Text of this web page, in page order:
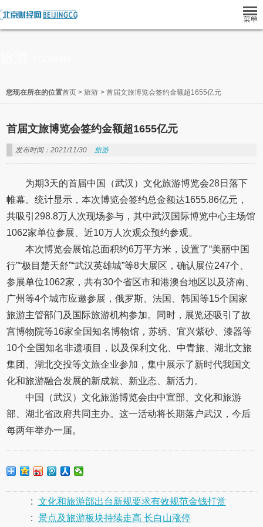
您现在所在的位置首页 > 旅游 > 首届文旅博览会签约金额超1655亿元
首届文旅博览会签约金额超1655亿元
发布时间：2021/11/30 旅游
为期3天的首届中国（武汉）文化旅游博览会28日落下
帷幕。统计显示，本次博览会签约总金额达1655.86亿元，
共吸引298.8万人次现场参与，其中武汉国际博览中心主场馆
1062家单位参展、近10万人次观众预约参观。
本次博览会展馆总面积约6万平方米，设置了“美丽中国
行”“极目楚天舒”“武汉英雄城”等8大展区，确认展位247个、
参展单位1062家，共有30个省区市和港澳台地区以及济南、
广州等4个城市应邀参展，俄罗斯、法国、韩国等15个国家
旅游主管部门及国际旅游机构参加。同时，展览还吸引了故
宫博物院等16家全国知名博物馆，苏绣、宜兴紫砂、漆器等
10个全国知名非遗项目，以及保利文化、中青旅、湖北文旅
集团、湖北交投等文旅企业参加，集中展示了新时代我国文
化和旅游融合发展的新成就、新业态、新活力。
中国（武汉）文化旅游博览会由中宣部、文化和旅游
部、湖北省政府共同主办。这一活动将长期落户武汉，今后
每两年举办一届。
: 文化和旅游部出台新规要求有效规范金钱打赏
: 景点及旅游板块持续走高 长白山涨停